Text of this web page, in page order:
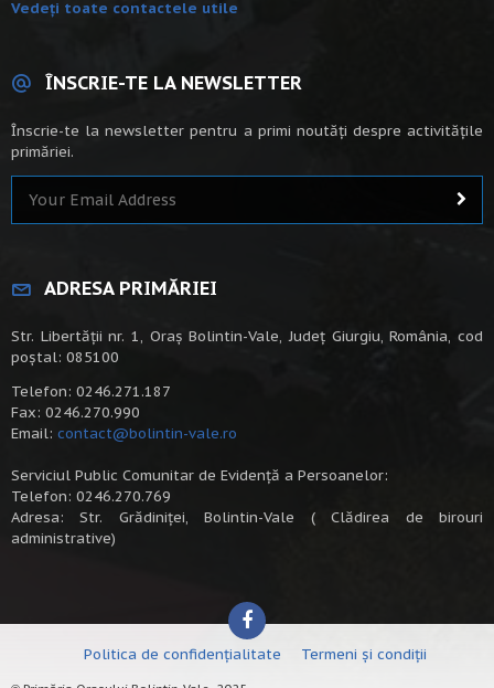
Vedeți toate contactele utile
ÎNSCRIE-TE LA NEWSLETTER
Înscrie-te la newsletter pentru a primi noutăți despre activitățile
primăriei.
ADRESA PRIMĂRIEI
Str. Libertății nr. 1, Oraș Bolintin-Vale, Județ Giurgiu, România, cod
poștal: 085100
Telefon: 0246.271.187
Fax: 0246.270.990
Email: contact@bolintin-vale.ro
Serviciul Public Comunitar de Evidență a Persoanelor:
Telefon: 0246.270.769
Adresa: Str. Grădiniței, Bolintin-Vale ( Clădirea de birouri
administrative)
Politica de confidențialitate Termeni și condiții